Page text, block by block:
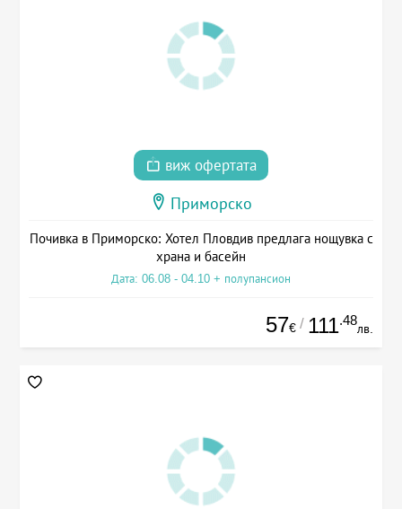
виж офертата
Приморско
Почивка в Приморско: Хотел Пловдив предлага нощувка с
храна и басейн
Дата: 06.08 - 04.10 + полупансион
57€ / 111.48
лв.